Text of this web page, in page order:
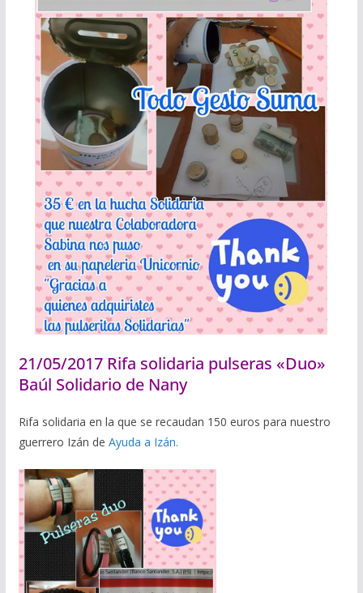
21/05/2017 Rifa solidaria pulseras «Duo»
Baúl Solidario de Nany
Rifa solidaria en la que se recaudan 150 euros para nuestro
guerrero Izán de Ayuda a Izán.